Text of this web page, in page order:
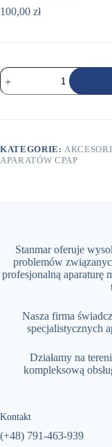
100,00 zł
ilość
Filtr
wlotowy
S9/AIR10
KATEGORIE:
APARATÓW CPAP
Stanmar oferuje
problemów
profesjonalną aparaturę
Nasza firma
specjalistycznych
Działamy na
kompleksową
Kontakt
(+48) 791-463-939